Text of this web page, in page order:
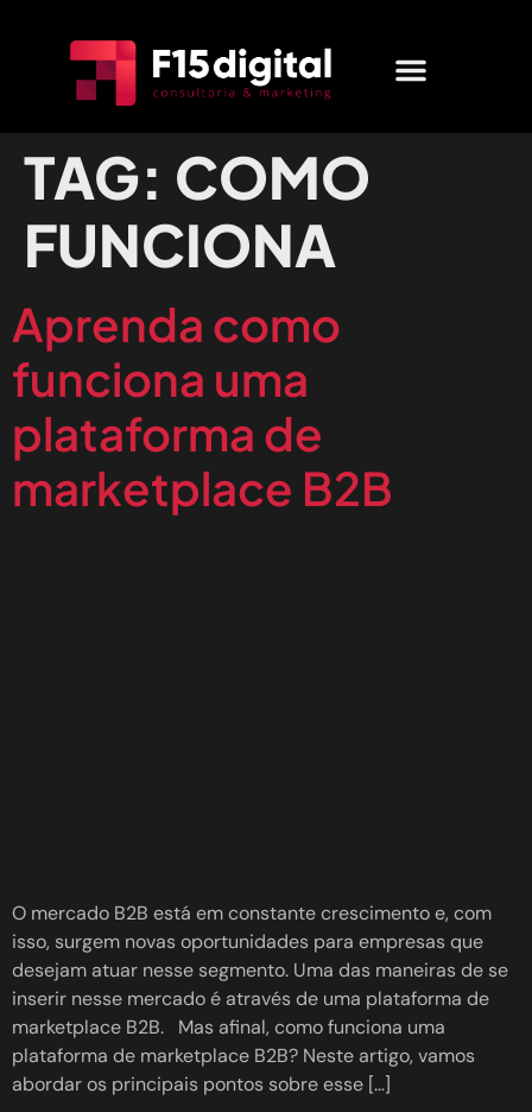
TAG: COMO
FUNCIONA
Aprenda como
funciona uma
plataforma de
marketplace B2B
O mercado B2B está em constante crescimento e, com
isso, surgem novas oportunidades para empresas que
desejam atuar nesse segmento. Uma das maneiras de se
inserir nesse mercado é através de uma plataforma de
marketplace B2B. Mas afinal, como funciona uma
plataforma de marketplace B2B? Neste artigo, vamos
abordar os principais pontos sobre esse […]